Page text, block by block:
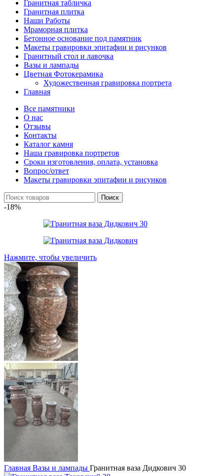
Гранитная табличка
Гранитная плитка
Наши Работы
Мраморная плитка
Бетонное основание под памятник
Макеты гравировки эпитафии и рисунков
Гранитный стол и лавочка
Вазы и лампады
Цветная Фотокерамика
Художественная гравировка портрета
Главная
Все памятники
О нас
Отзывы
Контакты
Каталог камня
Наша гравировка портретов
Сроки изготовления, оплата, установка
Вопрос/ответ
Макеты гравировки эпитафии и рисунков
Поиск
-18%
Нажмите, чтобы увеличить
Главная Вазы и лампады Гранитная ваза Дидкович 30